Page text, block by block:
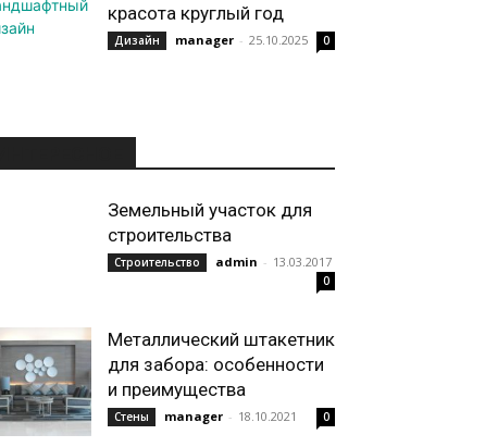
красота круглый год
Дизайн manager - 25.10.2025 0
Земельный участок для
строительства
Строительство admin - 13.03.2017
0
Металлический штакетник
для забора: особенности
и преимущества
Стены manager - 18.10.2021 0